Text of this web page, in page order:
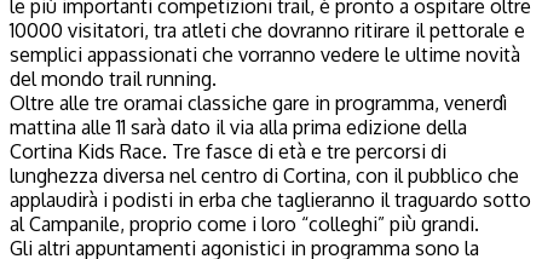
le più importanti competizioni trail, è pronto a ospitare oltre
10000 visitatori, tra atleti che dovranno ritirare il pettorale e
semplici appassionati che vorranno vedere le ultime novità
del mondo trail running.
Oltre alle tre oramai classiche gare in programma, venerdì
mattina alle 11 sarà dato il via alla prima edizione della
Cortina Kids Race. Tre fasce di età e tre percorsi di
lunghezza diversa nel centro di Cortina, con il pubblico che
applaudirà i podisti in erba che taglieranno il traguardo sotto
al Campanile, proprio come i loro “colleghi” più grandi.
Gli altri appuntamenti agonistici in programma sono la